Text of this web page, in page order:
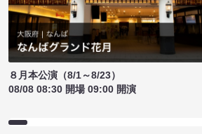
８月本公演（8/1～8/23）
08/08 08:30 開場 09:00 開演